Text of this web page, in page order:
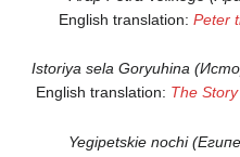
English translation: Peter
Istoriya sela Goryuhina
English translation: The
Yegipetskie nochi